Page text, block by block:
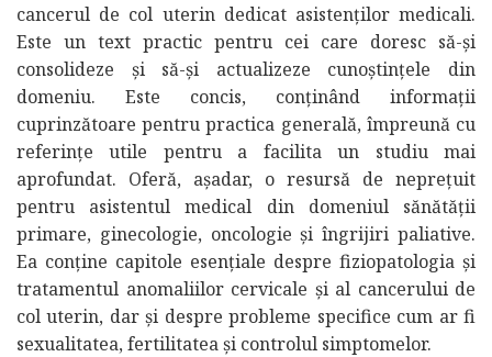
cancerul de col uterin dedicat asistenților medicali.
Este un text practic pentru cei care doresc să-și
consolideze și să-și actualizeze cunoștințele din
domeniu. Este concis, conținând informații
cuprinzătoare pentru practica generală, împreună cu
referințe utile pentru a facilita un studiu mai
aprofundat. Oferă, așadar, o resursă de neprețuit
pentru asistentul medical din domeniul sănătății
primare, ginecologie, oncologie și îngrijiri paliative.
Ea conține capitole esențiale despre fiziopatologia și
tratamentul anomaliilor cervicale și al cancerului de
col uterin, dar și despre probleme specifice cum ar fi
sexualitatea, fertilitatea și controlul simptomelor.